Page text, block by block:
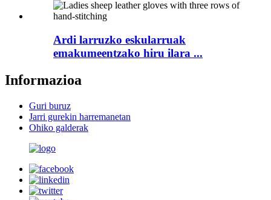
Ardi larruzko eskularruak
emakumeentzako hiru ilara ...
Informazioa
Guri buruz
Jarri gurekin harremanetan
Ohiko galderak